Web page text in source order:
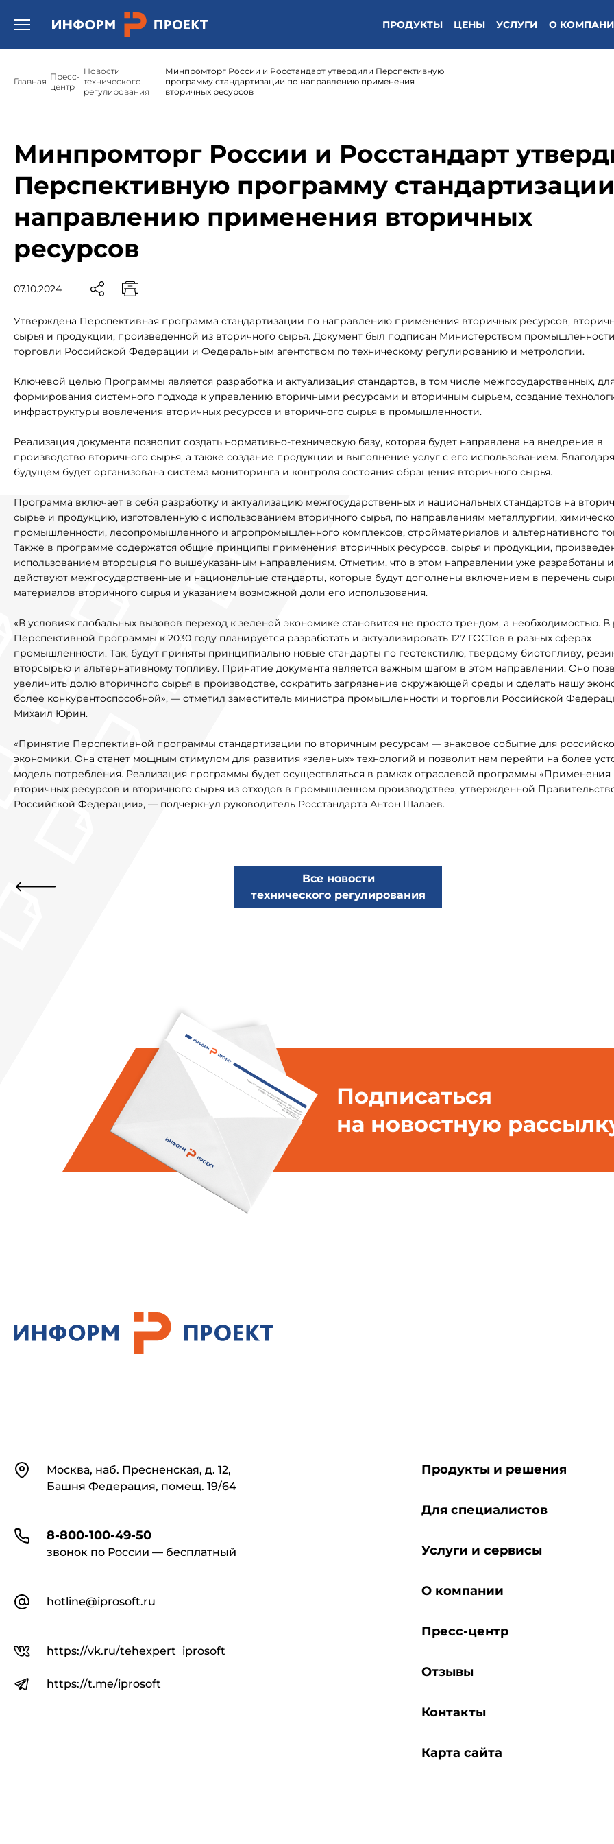
Открыть бургер меню. ПРОДУКТЫ ЦЕНЫ УСЛУГИ О
Главная Пресс-
центр
Новости
технического
регулирования
Минпромторг России и Росстандарт утвердили Перспективную
программу стандартизации по направлению применения
вторичных ресурсов
Минпромторг России и Росстандарт
Перспективную программу
направлению применения вторичных
ресурсов
07.10.2024
Утверждена Перспективная программа стандартизации по направлению применения вторичных ресурсов,
сырья и продукции, произведенной из вторичного сырья. Документ был подписан Министерством
торговли Российской Федерации и Федеральным агентством по техническому регулированию и метрологии.
Ключевой целью Программы является разработка и актуализация стандартов, в том числе межгосударственных, для
формирования системного подхода к управлению вторичными ресурсами и вторичным сырьем, создание
инфраструктуры вовлечения вторичных ресурсов и вторичного сырья в промышленности.
Реализация документа позволит создать нормативно-техническую базу, которая будет направлена на внедрение в
производство вторичного сырья, а также создание продукции и выполнение услуг с его использованием.
будущем будет организована система мониторинга и контроля состояния обращения вторичного сырья.
Программа включает в себя разработку и актуализацию межгосударственных и национальных стандартов на
сырье и продукцию, изготовленную с использованием вторичного сырья, по направлениям металлургии,
промышленности, лесопромышленного и агропромышленного комплексов, стройматериалов и альтернативного
Также в программе содержатся общие принципы применения вторичных ресурсов, сырья и продукции,
использованием вторсырья по вышеуказанным направлениям. Отметим, что в этом направлении уже разработаны и
действуют межгосударственные и национальные стандарты, которые будут дополнены включением в перечень
материалов вторичного сырья и указанием возможной доли его использования.
«В условиях глобальных вызовов переход к зеленой экономике становится не просто трендом, а необходимостью. В
Перспективной программы к 2030 году планируется разработать и актуализировать 127 ГОСТов в разных сферах
промышленности. Так, будут приняты принципиально новые стандарты по геотекстилю, твердому биотопливу,
вторсырью и альтернативному топливу. Принятие документа является важным шагом в этом направлении. Оно
увеличить долю вторичного сырья в производстве, сократить загрязнение окружающей среды и сделать нашу
более конкурентоспособной», — отметил заместитель министра промышленности и торговли Российской
Михаил Юрин.
«Принятие Перспективной программы стандартизации по вторичным ресурсам — знаковое событие для
экономики. Она станет мощным стимулом для развития «зеленых» технологий и позволит нам перейти на более
модель потребления. Реализация программы будет осуществляться в рамках отраслевой программы «Применения
вторичных ресурсов и вторичного сырья из отходов в промышленном производстве», утвержденной
Российской Федерации», — подчеркнул руководитель Росстандарта Антон Шалаев.
Все новости
технического регулирования
Подписаться
на новостную
КонтактыМосква, наб. Пресненская, д. 12,
Башня Федерация, помещ. 19/64
8-800-100-49-50
звонок по России — бесплатный
hotline@iprosoft.ru
https://vk.ru/tehexpert_iprosoft
https://t.me/iprosoft
Продукты и решения
Для специалистов
Услуги и сервисы
О компании
Пресс-центр
Отзывы
Контакты
Карта сайта